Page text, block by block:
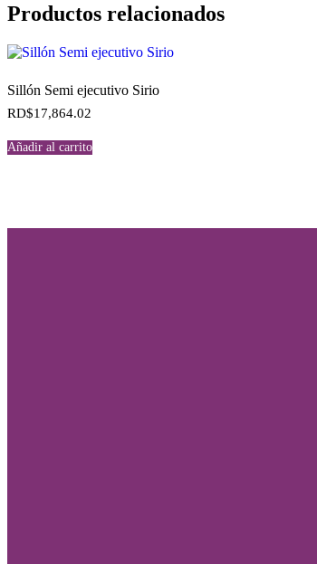
Productos relacionados
Sillón Semi ejecutivo Sirio
RD$17,864.02
Añadir al carrito